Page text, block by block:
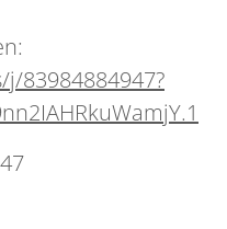
83984884947?